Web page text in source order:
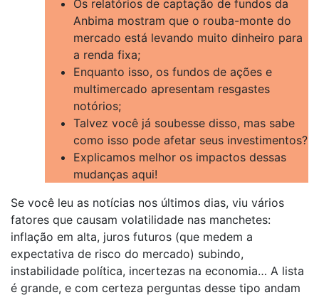
Os relatórios de captação de fundos da
Anbima mostram que o rouba-monte do
mercado está levando muito dinheiro para
a renda fixa;
Enquanto isso, os fundos de ações e
multimercado apresentam resgastes
notórios;
Talvez você já soubesse disso, mas sabe
como isso pode afetar seus investimentos?
Explicamos melhor os impactos dessas
mudanças aqui!
Se você leu as notícias nos últimos dias, viu vários
fatores que causam volatilidade nas manchetes:
inflação em alta, juros futuros (que medem a
expectativa de risco do mercado) subindo,
instabilidade política, incertezas na economia… A lista
é grande, e com certeza perguntas desse tipo andam